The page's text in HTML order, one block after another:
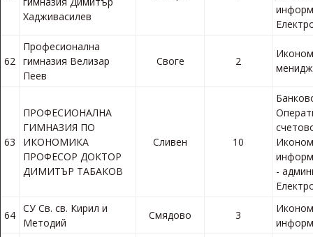
Хадживасилев
62
Професионална
гимназия Велизар
Пеев
Своге 2
63
ПРОФЕСИОНАЛНА
ГИМНАЗИЯ ПО
ИКОНОМИКА
ПРОФЕСОР ДОКТОР
ДИМИТЪР ТАБАКОВ
Сливен 10
-
64
СУ Св. св. Кирил и
Методий
Смядово 3